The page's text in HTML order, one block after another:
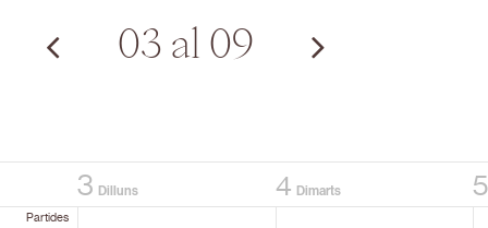
03 al 09
3 Dilluns 4 Dimarts 5
Partides